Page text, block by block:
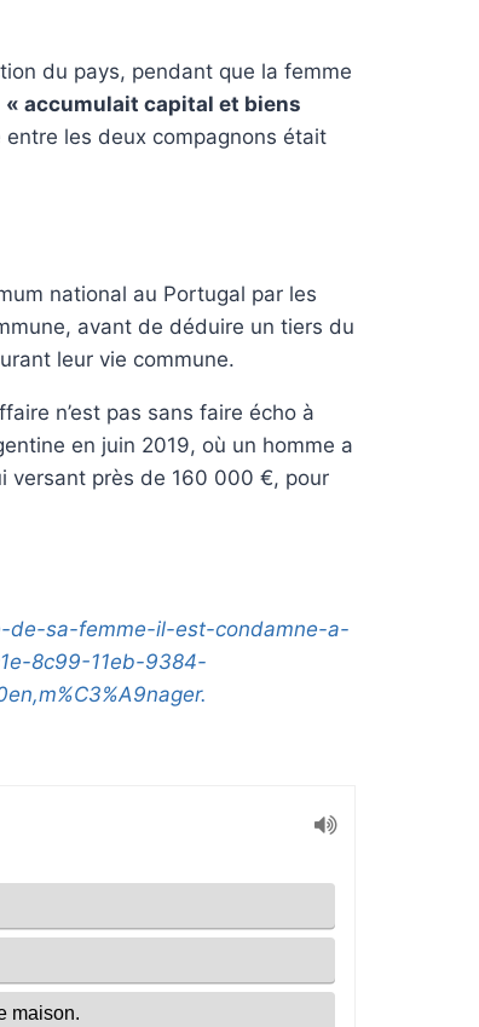
du pays, pendant que la femme
« accumulait capital et biens
les deux compagnons était
national au Portugal par les
avant de déduire un tiers du
leur vie commune.
n’est pas sans faire écho à
en juin 2019, où un homme a
versant près de 160 000 €, pour
de-sa-femme-il-est-condamne-a-
8c99-11eb-9384-